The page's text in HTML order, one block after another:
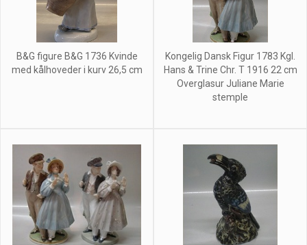
B&G figure B&G 1736 Kvinde
med kålhoveder i kurv 26,5 cm
Kongelig Dansk Figur 1783 Kgl.
Hans & Trine Chr. T 1916 22 cm
Overglasur Juliane Marie
stemple